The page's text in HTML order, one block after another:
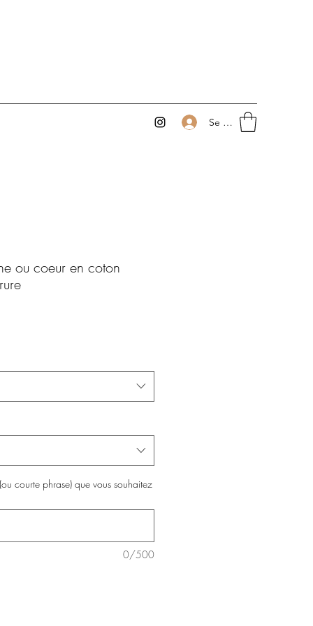
Se connecter
ou coeur en coton
courte phrase) que vous souhaitez
0/500